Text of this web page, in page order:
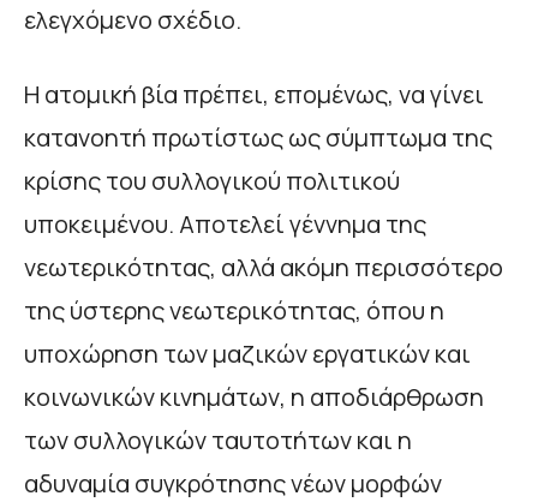
ελεγχόμενο σχέδιο.
Η ατομική βία πρέπει, επομένως, να γίνει
κατανοητή πρωτίστως ως σύμπτωμα της
κρίσης του συλλογικού πολιτικού
υποκειμένου. Αποτελεί γέννημα της
νεωτερικότητας, αλλά ακόμη περισσότερο
της ύστερης νεωτερικότητας, όπου η
υποχώρηση των μαζικών εργατικών και
κοινωνικών κινημάτων, η αποδιάρθρωση
των συλλογικών ταυτοτήτων και η
αδυναμία συγκρότησης νέων μορφών